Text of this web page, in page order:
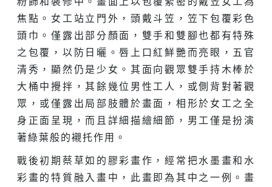
焦點。女工站立門外，頭戴斗笠，笠下包覆彩色
頭巾。僅露出部分顏面，雙手和雙腳也都有特殊
之包覆，以防日曬。唇上口紅鮮艷而亮眼，五官
清秀，顯然仍是少女。其面向觀眾雙手持木棒於
大桶中攪拌，其餘幾位男性工人，或側背對著觀
眾，或僅露出局部肢體於畫面，相形於女工之全
身正面呈現，而且詳細描繪細節，男工僅是扮演
著綠葉般的襯托作用。
戰後初期蔡草如的膠彩畫作，經常把水墨畫和水
彩畫的特質融入畫中，此畫即為其中之一例。畫